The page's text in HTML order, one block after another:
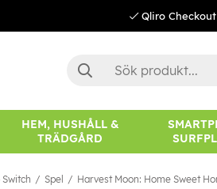
Qliro Checkout
HEM, HUSHÅLL &
TRÄDGÅRD
Spel Harvest Moon: Home Sweet